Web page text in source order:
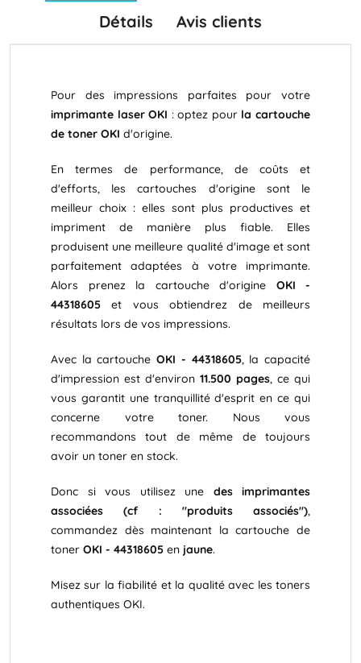
Détails Avis clients
Pour des impressions parfaites pour votre
imprimante laser OKI : optez pour la cartouche
de toner OKI d'origine.
En termes de performance, de coûts et
d'efforts, les cartouches d'origine sont le
meilleur choix : elles sont plus productives et
impriment de manière plus fiable. Elles
produisent une meilleure qualité d'image et sont
parfaitement adaptées à votre imprimante.
Alors prenez la cartouche d'origine OKI -
44318605 et vous obtiendrez de meilleurs
résultats lors de vos impressions.
Avec la cartoucheOKI - 44318605, la capacité
d'impression est d'environ 11.500 pages, ce qui
vous garantit une tranquillité d'esprit en ce qui
concerne votre toner. Nous vous
recommandons tout de même de toujours
avoir un toner en stock.
Donc si vous utilisez une des imprimantes
associées (cf : "produits associés"),
commandez dès maintenant la cartouche de
toner OKI - 44318605 en jaune.
Misez sur la fiabilité et la qualité avec les toners
authentiques OKI.